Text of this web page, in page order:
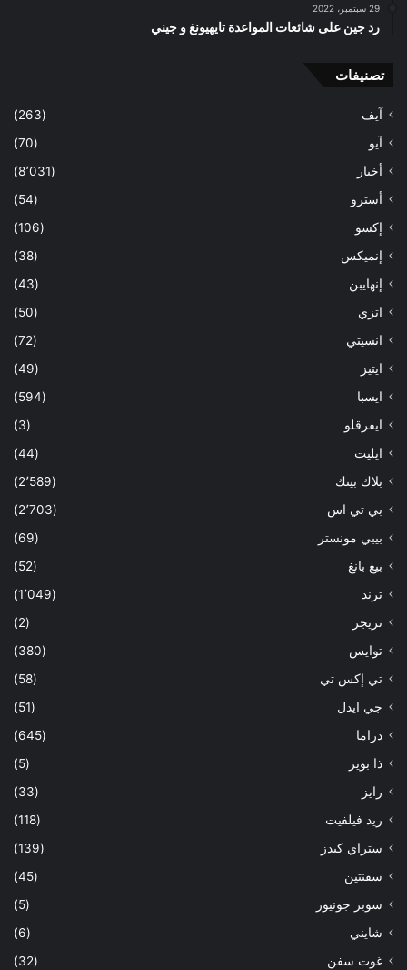
29 سبتمبر، 2022
رد جين على شائعات المواعدة تايهيونغ و جيني
تصنيفات
آيف
(263)
آيو
(70)
أخبار
(8٬031)
أسترو
(54)
إكسو
(106)
إنميكس
(38)
إنهايبن
(43)
اتزي
(50)
انسيتي
(72)
ايتيز
(49)
ايسبا
(594)
ايفرقلو
(3)
ايليت
(44)
بلاك بينك
(2٬589)
بي تي اس
(2٬703)
بيبي مونستر
(69)
بيغ بانغ
(52)
ترند
(1٬049)
تريجر
(2)
توايس
(380)
تي إكس تي
(58)
جي ايدل
(51)
دراما
(645)
ذا بويز
(5)
رايز
(33)
ريد فيلفيت
(118)
ستراي كيدز
(139)
سفنتين
(45)
سوبر جونيور
(5)
شايني
(6)
غوت سفن
(32)